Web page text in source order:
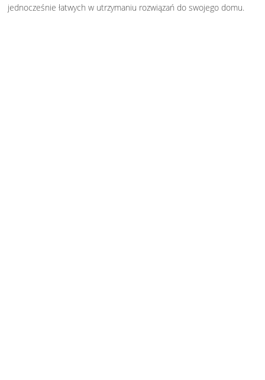
jednocześnie łatwych w utrzymaniu rozwiązań do swojego domu.